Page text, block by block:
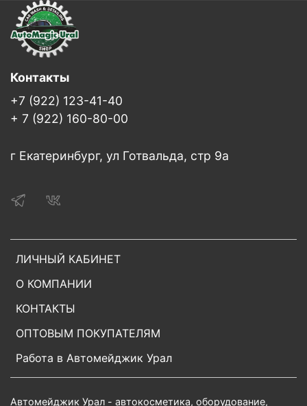
ЛИЧНЫЙ КАБИНЕТ
О КОМПАНИИ
КОНТАКТЫ
ОПТОВЫМ ПОКУПАТЕЛЯМ
Работа в Автомейджик Урал
Контакты
+7 (922) 123-41-40
+ 7 (922) 160-80-00
г Екатеринбург, ул Готвальда, стр 9а
Автомейджик Урал - автокосметика, оборудование,